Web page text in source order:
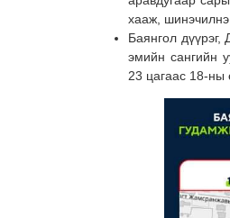
хааж, шинэчилнэ.
Баянгол
эмийн сангийн
23 цагаас 18-ны